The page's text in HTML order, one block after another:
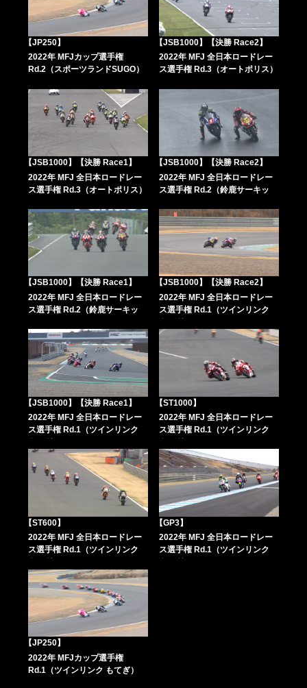
【JP250】
2022年 MFJカップ選手権
Rd.2（スポーツランドSUGO）
【JSB1000】【決勝 Race2】
2022年 MFJ 全日本ロードレー
ス選手権 Rd.3（オートポリス）
【JSB1000】【決勝 Race1】
2022年 MFJ 全日本ロードレー
ス選手権 Rd.3（オートポリス）
【JSB1000】【決勝 Race2】
2022年 MFJ 全日本ロードレー
ス選手権 Rd.2（鈴鹿サーキッ
【JSB1000】【決勝 Race1】
2022年 MFJ 全日本ロードレー
ス選手権 Rd.2（鈴鹿サーキッ
【JSB1000】【決勝 Race2】
2022年 MFJ 全日本ロードレー
ス選手権 Rd.1（ツインリンク
【JSB1000】【決勝 Race1】
2022年 MFJ 全日本ロードレー
ス選手権 Rd.1（ツインリンク
【ST1000】
2022年 MFJ 全日本ロードレー
ス選手権 Rd.1（ツインリンク
【ST600】
2022年 MFJ 全日本ロードレー
ス選手権 Rd.1（ツインリンク
【GP3】
2022年 MFJ 全日本ロードレー
ス選手権 Rd.1（ツインリンク
【JP250】
2022年 MFJカップ選手権
Rd.1（ツインリンク もてぎ）